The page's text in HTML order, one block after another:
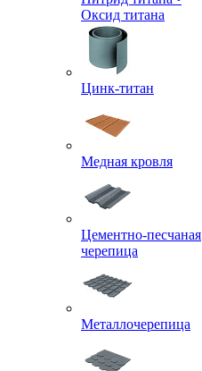
Оксид титана
Цинк-титан
Медная кровля
Цементно-песчаная
черепица
Металлочерепица